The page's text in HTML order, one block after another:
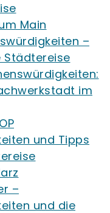
Main
–
Städtereise
im
und Tipps
–
und die